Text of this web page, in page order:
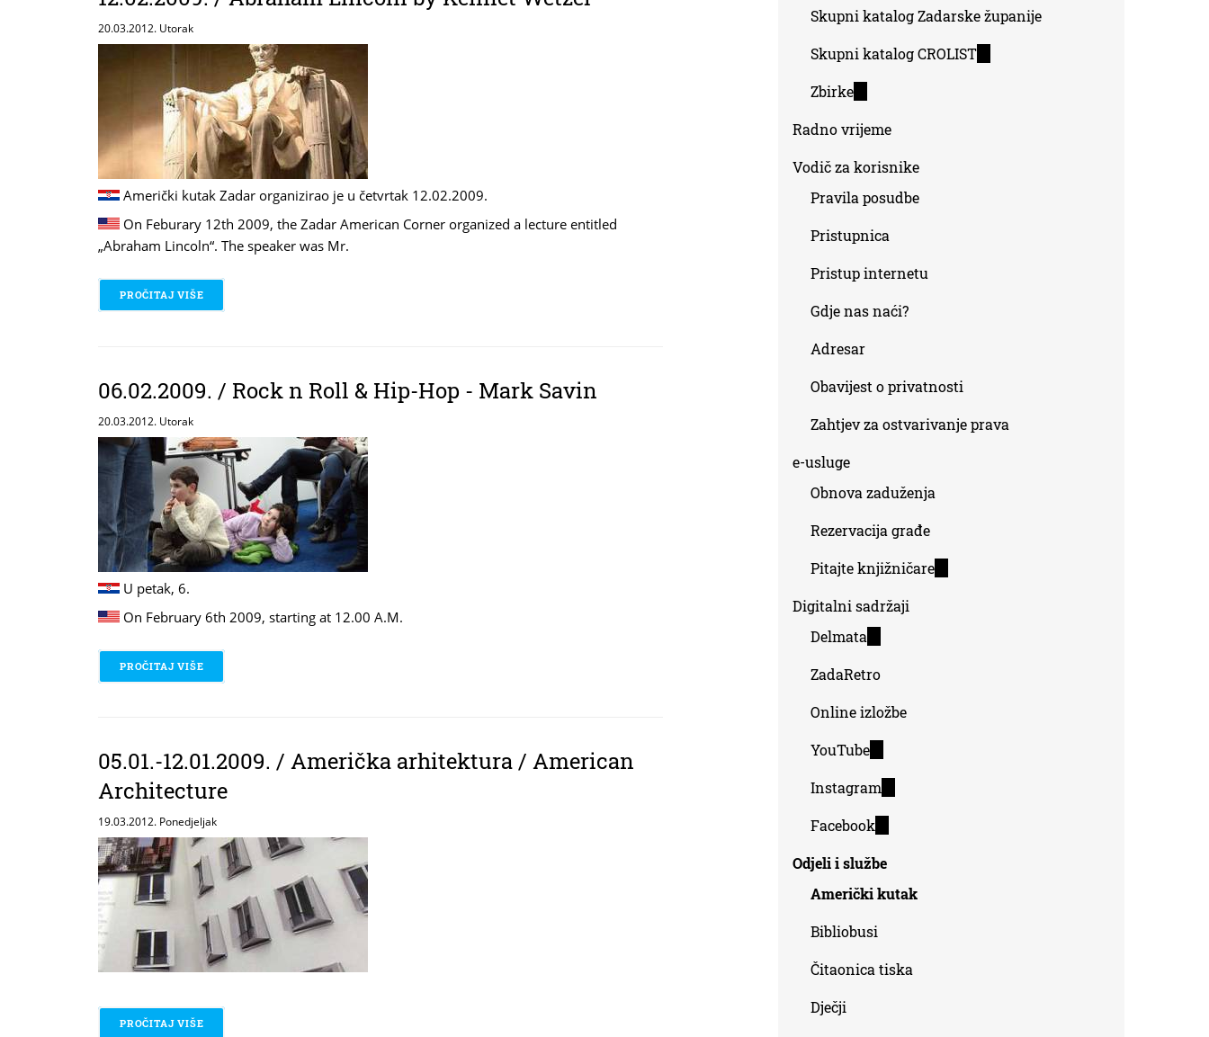
20.03.2012. Utorak
Američki kutak Zadar organizirao je u četvrtak 12.02.2009.
On Feburary 12th 2009, the Zadar American Corner organized a lecture entitled
„Abraham Lincoln“. The speaker was Mr.
PROČITAJ VIŠE
06.02.2009. / Rock n Roll & Hip-Hop - Mark Savin
20.03.2012. Utorak
U petak, 6.
On February 6th 2009, starting at 12.00 A.M.
PROČITAJ VIŠE
05.01.-12.01.2009. / Američka arhitektura / American
Architecture
19.03.2012. Ponedjeljak
PROČITAJ VIŠE
Skupni katalog Zadarske županije
Skupni katalog CROLIST(link
Zbirke(link
external)
Radno vrijeme
Vodič za korisnike
Pravila posudbe
Pristupnica
Pristup internetu
Gdje nas naći?
Adresar
Obavijest o privatnosti
Zahtjev za ostvarivanje prava
e-usluge
Obnova zaduženja
Rezervacija građe
Pitajte knjižničare(link
Digitalni sadržaji
Delmata
external)
ZadaRetro
Online izložbe
YouTube(link
external)
Instagram(link
external)
Facebook
external)
Odjeli i službe
Američki kutak
Bibliobusi
Čitaonica tiska
Dječji